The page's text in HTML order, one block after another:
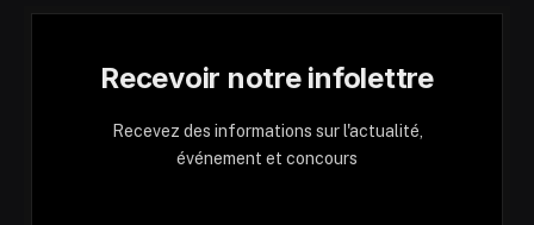
Recevoir notre infolettre
Recevez des informations sur l'actualité,
événement et concours